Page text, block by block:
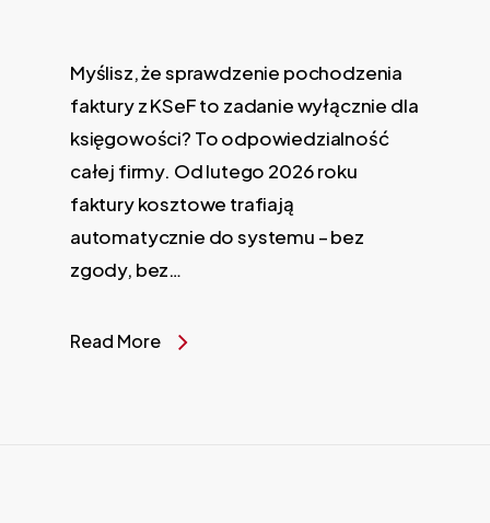
Myślisz, że sprawdzenie pochodzenia
faktury z KSeF to zadanie wyłącznie dla
księgowości? To odpowiedzialność
całej firmy. Od lutego 2026 roku
faktury kosztowe trafiają
automatycznie do systemu – bez
zgody, bez…
Read More